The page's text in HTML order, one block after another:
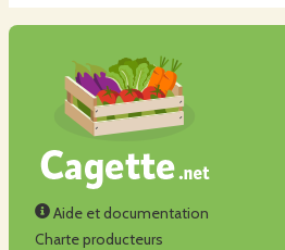
Aide et documentation
Charte producteurs